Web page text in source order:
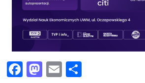
Facebook
Mastodon
Email